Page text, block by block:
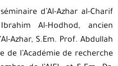
d’Al-Azhar al-Charif
Al-Hodhod, ancien
Azhar, S.Em. Prof. Abdullah
de l’Académie de recherche